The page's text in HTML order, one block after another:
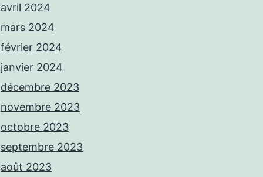
avril 2024
mars 2024
février 2024
janvier 2024
décembre 2023
novembre 2023
octobre 2023
septembre 2023
août 2023